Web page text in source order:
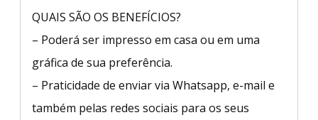
QUAIS SÃO OS BENEFÍCIOS?
– Poderá ser impresso em casa ou em uma
gráfica de sua preferência.
– Praticidade de enviar via Whatsapp, e-mail e
também pelas redes sociais para os seus